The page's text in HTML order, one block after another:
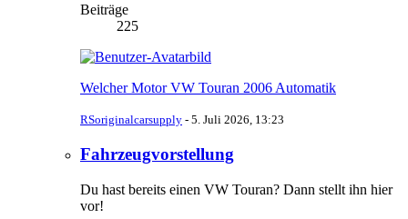
Beiträge
225
Welcher Motor VW Touran 2006 Automatik
RSoriginalcarsupply - 5. Juli 2026, 13:23
Fahrzeugvorstellung
Du hast bereits einen VW Touran? Dann stellt ihn hier
vor!